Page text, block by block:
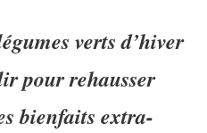
verts d’hiver
pour rehausser
bienfaits extra-